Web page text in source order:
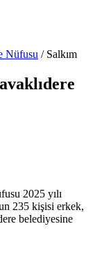
Nüfusu / Salkım
2025 yılı
235 kişisi erkek,
belediyesine